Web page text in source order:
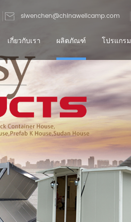
siwenchen@chinawellcamp.com
เกี่ยวกับเรา ผลิตภัณฑ์ โปรแกรม